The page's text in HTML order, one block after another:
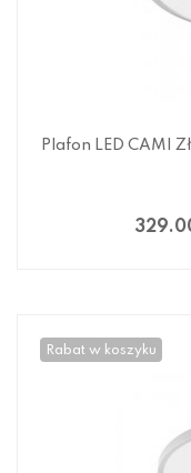
Plafon LED CAMI
Rabat w koszyku